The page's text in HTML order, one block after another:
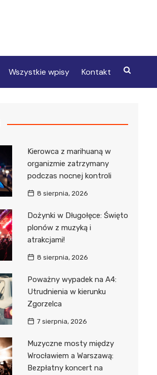
Wszystkie wpisy Kontakt
Kierowca z marihuaną w
organizmie zatrzymany
podczas nocnej kontroli
8 sierpnia, 2026
Dożynki w Długołęce: Święto
plonów z muzyką i
atrakcjami!
8 sierpnia, 2026
Poważny wypadek na A4:
Utrudnienia w kierunku
Zgorzelca
7 sierpnia, 2026
Muzyczne mosty między
Wrocławiem a Warszawą:
Bezpłatny koncert na